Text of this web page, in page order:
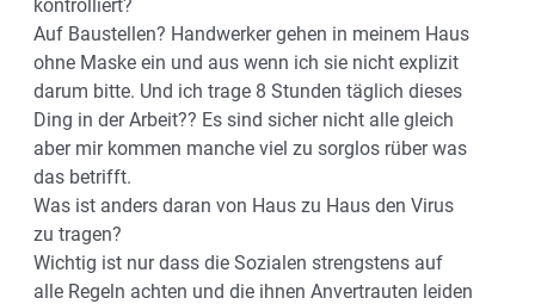
kontrolliert?
Auf Baustellen? Handwerker gehen in meinem Haus
ohne Maske ein und aus wenn ich sie nicht explizit
darum bitte. Und ich trage 8 Stunden täglich dieses
Ding in der Arbeit?? Es sind sicher nicht alle gleich
aber mir kommen manche viel zu sorglos rüber was
das betrifft.
Was ist anders daran von Haus zu Haus den Virus
zu tragen?
Wichtig ist nur dass die Sozialen strengstens auf
alle Regeln achten und die ihnen Anvertrauten leiden